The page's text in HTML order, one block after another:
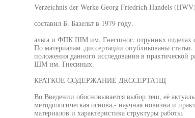
Verzeichnis der Werke Georg Friedrich Handels
составил Б. Базельт в 1979 году.
альта и ФПК ШМ им, Гнесшнос, отруннкх отделах
По материалам .диссертации опубликованы
положения данного исследования в
ШМ им. Гнесиных.
КРАТКОЕ СОДЕРЖАНИЕ ДКССЕРТА1Щ
Во Введении обосновывается выбор теш, её
методологическая основа,- научная новизна и
материалов и характеристика структуры работы.